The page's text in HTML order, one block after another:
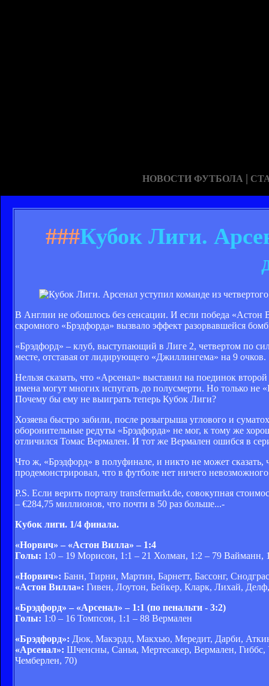
НОВОСТИ ФУТБОЛА |
###Кубок Лиги.
В Англии не обошлось без сенсации. И если победа
скромного «Брэдфорда» вызвало эффект разорвавшейся
«Брэдфорд» – клуб, выступающий в Лиге 2, четвертом по
месте, отставая от лидирующего «Джиллингема» на 9 очков.
Нельзя сказать, что «Арсенал» выставил на поединок
имена могут многих испугать до полусмерти. Но только не
Почему бы ему не выиграть теперь Кубок Лиги?
Хозяева быстро забили, после розыгрыша углового и
оборонительные редуты «Брэдфорда» не мог, к тому же
отличился Томас Вермален. И тот же Вермален ошибся в
Что ж, «Брэдфорд» в полуфинале, и никто не может
продемонстрировал, что в футболе нет ничего
P.S. Если верить порталу transfermarkt.de, совокупная
– €284,75 миллионов, что почти в 50 раз больше...-
Кубок лиги. 1/4 финала.
«Норвич» – «Астон Вилла» – 1:4
Голы: 1:0 – 19 Морисон, 1:1 – 21 Холман, 1:2 – 79 Вайманн,
«Норвич»: Банн, Тирни, Мартин, Барнетт, Бассонг,
«Астон Вилла»: Гивен, Лоутон, Бейкер, Кларк, Лихай,
«Брэдфорд» – «Арсенал» – 1:1 (по пенальти - 3:2)
Голы: 1:0 – 16 Томпсон, 1:1 – 88 Вермален
«Брэдфорд»: Дюк, Макэрдл, Макхью, Мередит, Дарби,
«Арсенал»: Шченсны, Санья, Мертесакер, Вермален,
Чемберлен, 70)